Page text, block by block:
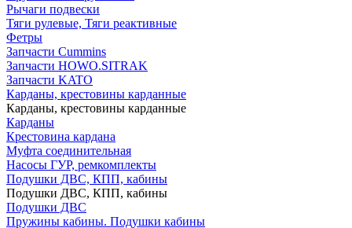
Рычаги подвески
Тяги рулевые, Тяги реактивные
Фетры
Запчасти Cummins
Запчасти HOWO.SITRAK
Запчасти KATO
Карданы, крестовины карданные
Карданы, крестовины карданные
Карданы
Крестовина кардана
Муфта соединительная
Насосы ГУР, ремкомплекты
Подушки ДВС, КПП, кабины
Подушки ДВС, КПП, кабины
Подушки ДВС
Пружины кабины. Подушки кабины